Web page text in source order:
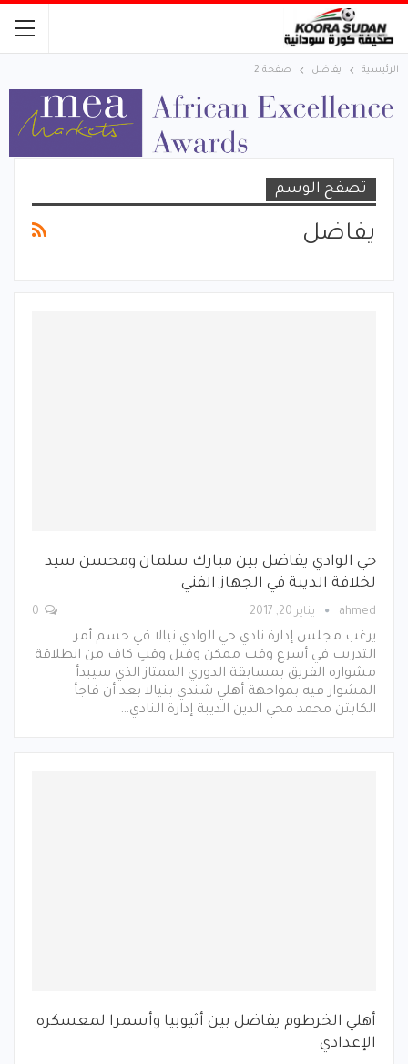
الرئيسية يفاضل صفحة 2
تصفح الوسم
يفاضل
حي الوادي يفاضل بين مبارك سلمان ومحسن سيد
لخلافة الديبة في الجهاز الفني
ahmed يناير 20, 2017
يرغب مجلس إدارة نادي حي الوادي نيالا في حسم أمر
التدريب في أسرع وقت ممكن وقبل وقتٍ كاف من انطلاقة
مشواره الفريق بمسابقة الدوري الممتاز الذي سيبدأ
المشوار فيه بمواجهة أهلي شندي بنيالا بعد أن فاجأ
الكابتن محمد محي الدين الديبة إدارة النادي…
أهلي الخرطوم يفاضل بين أثيوبيا وأسمرا لمعسكره
الإعدادي